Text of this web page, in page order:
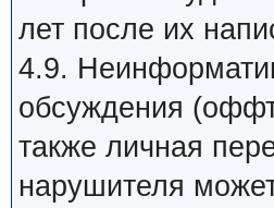
лет после их
4.9.
обсуждения
также личная
нарушителя